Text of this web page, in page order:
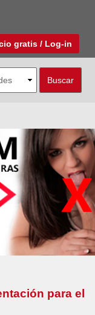
gratis / Log-in
para el